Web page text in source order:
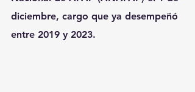
diciembre, cargo que ya desempeñó
entre 2019 y 2023.